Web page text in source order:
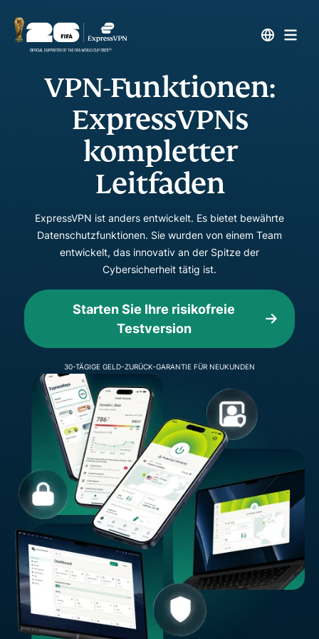
VPN-Funktionen:
ExpressVPNs
kompletter
Leitfaden
ExpressVPN ist anders entwickelt. Es bietet bewährte
Datenschutzfunktionen. Sie wurden von einem Team
entwickelt, das innovativ an der Spitze der
Cybersicherheit tätig ist.
Starten Sie Ihre risikofreie
Testversion
30-TÄGIGE GELD-ZURÜCK-GARANTIE FÜR NEUKUNDEN